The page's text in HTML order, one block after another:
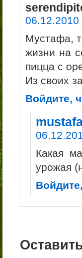
06.12.2010
Мустафа,
жизни на
пицца с
Из своих
Войдите,
Какая
урожая